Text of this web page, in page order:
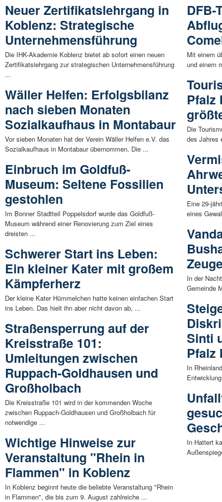
Neuer Zertifikatslehrgang in
Koblenz: Strategische
Unternehmensführung
Die IHK-Akademie Koblenz bietet ab sofort einen neuen
Zertifikatslehrgang zur strategischen Unternehmensführung
...
Wäller Helfen: Erfolgsbilanz
nach sieben Monaten
Sozialkaufhaus in Montabaur
Vor sieben Monaten hat der Verein Wäller Helfen e.V. das
Sozialkaufhaus in Montabaur übernommen. Die ...
Einbruch im Goldfuß-
Museum: Seltene Fossilien
gestohlen
Im Bonner Stadtteil Poppelsdorf wurde das Goldfuß-
Museum während einer Renovierung zum Ziel eines
dreisten ...
Schwerer Start ins Leben:
Ein kleiner Kater mit großem
Kämpferherz
Der kleine Kater Hümmelchen hatte keinen einfachen Start
ins Leben. Das hielt ihn aber nicht davon ab, ...
Straßensperrung auf der
Kreisstraße 101:
Umleitungen zwischen
Ruppach-Goldhausen und
Großholbach
Die Kreisstraße 101 wird in der kommenden Woche
zwischen Ruppach-Goldhausen und Großholbach für
notwendige ...
Wichtige Hinweise zur
Veranstaltung "Rhein in
Flammen" in Koblenz
In Koblenz beginnt heute die beliebte Veranstaltung "Rhein
in Flammen", die bis zum 9. August zahlreiche ...
DFB-
Mit einem
und einem
Pfalz
Die
des Jahres
Eine 29-
eines
In der
Gemeinde
Sinti
Pfalz
In
In Hattert